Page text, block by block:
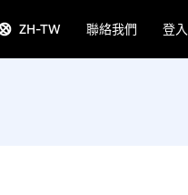
ZH-TW 聯絡我們 登入